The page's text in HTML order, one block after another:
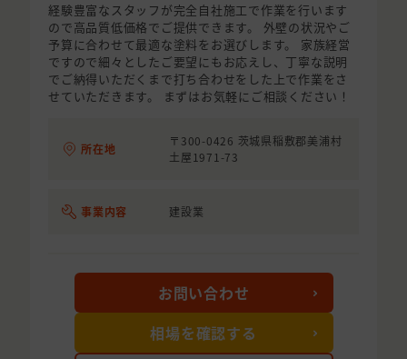
経験豊富なスタッフが完全自社施工で作業を行います
ので高品質低価格でご提供できます。 外壁の状況やご
予算に合わせて最適な塗料をお選びします。 家族経営
ですので細々としたご要望にもお応えし、丁寧な説明
でご納得いただくまで打ち合わせをした上で作業をさ
せていただきます。 まずはお気軽にご相談ください！
所在地
〒300-0426 茨城県稲敷郡美浦村
土屋1971-73
事業内容 建設業
お問い合わせ
相場を確認する